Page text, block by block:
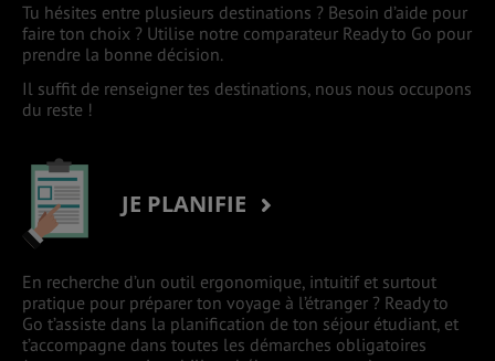
Tu hésites entre plusieurs destinations ? Besoin d’aide pour
faire ton choix ? Utilise notre comparateur Ready to Go pour
prendre la bonne décision.
Il suffit de renseigner tes destinations, nous nous occupons
du reste !
JE PLANIFIE
En recherche d’un outil ergonomique, intuitif et surtout
pratique pour préparer ton voyage à l’étranger ? Ready to
Go t’assiste dans la planification de ton séjour étudiant, et
t’accompagne dans toutes les démarches obligatoires